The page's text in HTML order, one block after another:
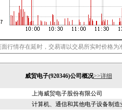
行情存在延时，交易请以交易所实时价格为
威贸电子(920346)公司概况>>详细
上海威贸电子股份有限公司
计算机、通信和其他电子设备制造